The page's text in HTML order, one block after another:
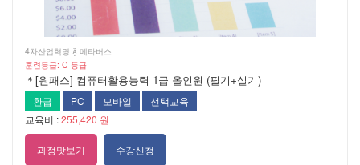
4차산업혁명  메타버스
훈련등급: C 등급
＊[원패스] 컴퓨터활용능력 1급 올인원 (필기+실기)
환급 PC 모바일
선택교육
교육비 :255,420 원
과정맛보기 수강신청